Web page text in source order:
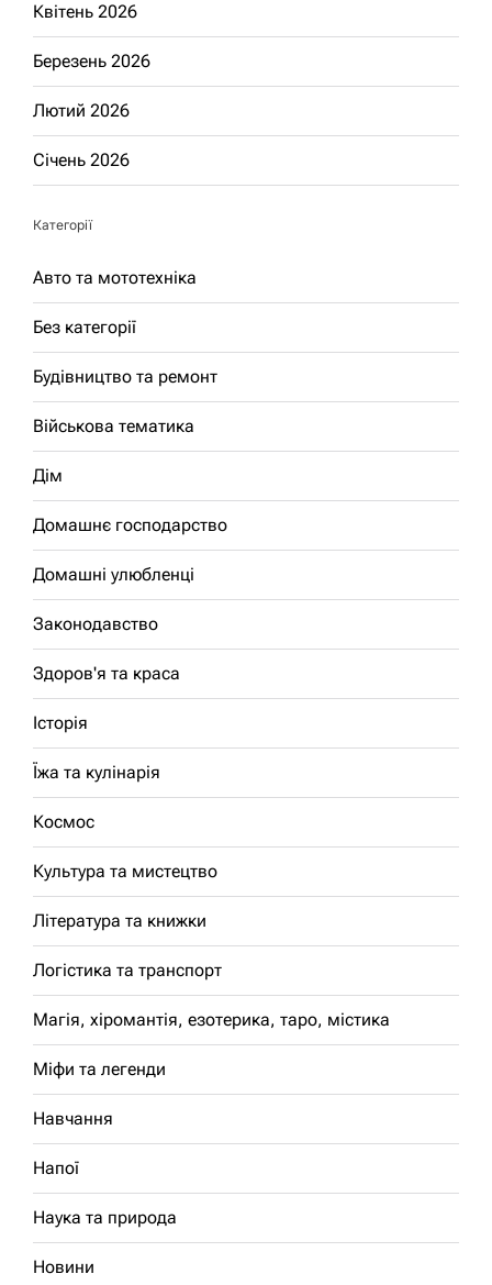
Квітень 2026
Березень 2026
Лютий 2026
Січень 2026
Категорії
Авто та мототехніка
Без категорії
Будівництво та ремонт
Військова тематика
Дім
Домашнє господарство
Домашні улюбленці
Законодавство
Здоров'я та краса
Історія
Їжа та кулінарія
Космос
Культура та мистецтво
Література та книжки
Логістика та транспорт
Магія, хіромантія, езотерика, таро, містика
Міфи та легенди
Навчання
Напої
Наука та природа
Новини